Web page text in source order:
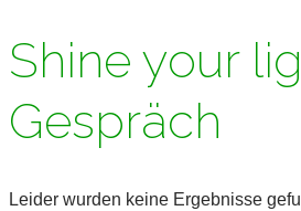
Shine your
Gespräch
Leider wurden keine Ergebnisse